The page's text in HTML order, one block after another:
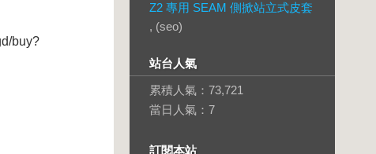
buy?
Z2 專用 SEAM 側掀站立式皮套
, (seo)
站台人氣
累積人氣： 73,721
當日人氣： 7
訂閱本站